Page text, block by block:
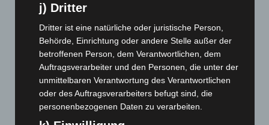
März 2026(115)
Februar 2026(109)
Januar 2026(122)
Dezember 2025(103)
November 2025(114)
(112)
September 2025(93)
j) Dritter
Dritter ist eine natürliche oder juristische Person,
Behörde, Einrichtung oder andere Stelle außer der
betroffenen Person, dem Verantwortlichen, dem
Auftragsverarbeiter und den Personen, die unter der
unmittelbaren Verantwortung des Verantwortlichen
oder des Auftragsverarbeiters befugt sind, die
personenbezogenen Daten zu verarbeiten.